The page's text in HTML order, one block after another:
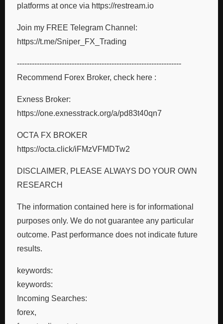
platforms at once via https://restream.io
Join my FREE Telegram Channel:
https://t.me/Sniper_FX_Trading
------------------------------------------------------------------
Recommend Forex Broker, check here :
Exness Broker:
https://one.exnesstrack.org/a/pd83t40qn7
OCTA FX BROKER
https://octa.click/iFMzVFMDTw2
DISCLAIMER, PLEASE ALWAYS DO YOUR OWN
RESEARCH
The information contained here is for informational
purposes only. We do not guarantee any particular
outcome. Past performance does not indicate future
results.
keywords:
keywords:
Incoming Searches:
forex,